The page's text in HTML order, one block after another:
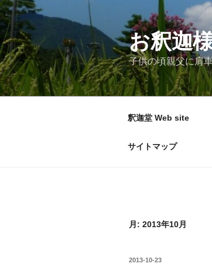
コ
ン
テ
ン
ツ
へ
ス
お釈迦
子供の頃親父に肩
釈迦堂 Web site
サイトマップ
月: 2013年10月
投
2013-10-23